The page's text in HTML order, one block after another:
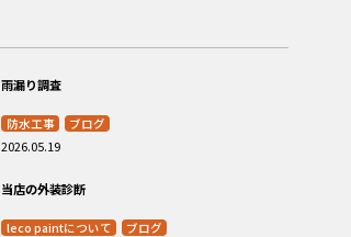
雨漏り調査
防水工事 ブログ
2026.05.19
当店の外装診断
leco paintについて ブログ